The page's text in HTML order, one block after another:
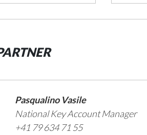
Pasqualino Vasile
National Key Account Manager
+41 79 634 71 55